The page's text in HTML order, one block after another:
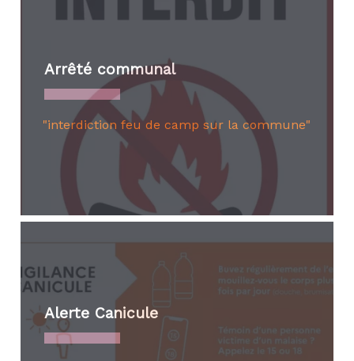
Arrêté communal
"interdiction feu de camp sur la commune"
Alerte Canicule